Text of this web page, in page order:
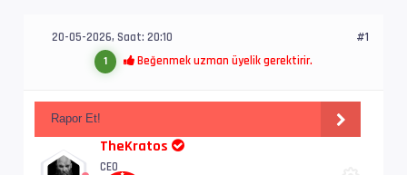
20-05-2026, Saat: 20:10
1 Beğenmek uzman üyelik gerektirir.
#1
Rapor Et!
TheKratos
CEO